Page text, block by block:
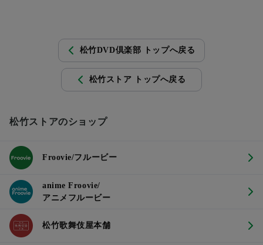
松竹DVD倶楽部 トップへ戻る
松竹ストア トップへ戻る
松竹ストアのショップ
Froovie/フルービー
anime Froovie/
アニメフルービー
松竹歌舞伎屋本舗